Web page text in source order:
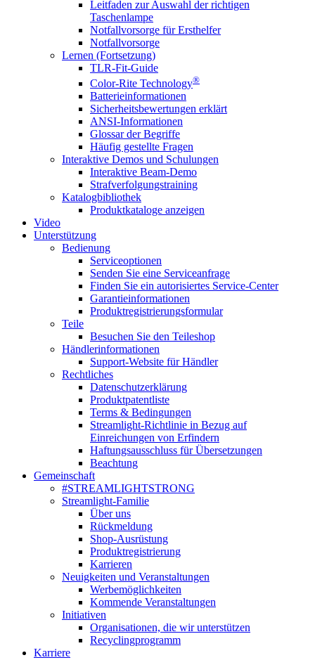
Leitfaden zur Auswahl der richtigen
Taschenlampe
Notfallvorsorge für Ersthelfer
Notfallvorsorge
Lernen (Fortsetzung)
TLR-Fit-Guide
Color-Rite Technology®
Batterieinformationen
Sicherheitsbewertungen erklärt
ANSI-Informationen
Glossar der Begriffe
Häufig gestellte Fragen
Interaktive Demos und Schulungen
Interaktive Beam-Demo
Strafverfolgungstraining
Katalogbibliothek
Produktkataloge anzeigen
Video
Unterstützung
Bedienung
Serviceoptionen
Senden Sie eine Serviceanfrage
Finden Sie ein autorisiertes Service-Center
Garantieinformationen
Produktregistrierungsformular
Teile
Besuchen Sie den Teileshop
Händlerinformationen
Support-Website für Händler
Rechtliches
Datenschutzerklärung
Produktpatentliste
Terms & Bedingungen
Streamlight-Richtlinie in Bezug auf
Einreichungen von Erfindern
Haftungsausschluss für Übersetzungen
Beachtung
Gemeinschaft
#STREAMLIGHTSTRONG
Streamlight-Familie
Über uns
Rückmeldung
Shop-Ausrüstung
Produktregistrierung
Karrieren
Neuigkeiten und Veranstaltungen
Werbemöglichkeiten
Kommende Veranstaltungen
Initiativen
Organisationen, die wir unterstützen
Recyclingprogramm
Karriere